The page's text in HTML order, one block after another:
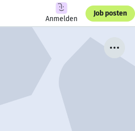
Anmelden
Job posten